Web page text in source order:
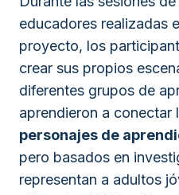
educadores realizadas
proyecto, los
crear sus propios
diferentes grupos de
aprendieron a conectar
personajes de
pero basados en
representan a adultos